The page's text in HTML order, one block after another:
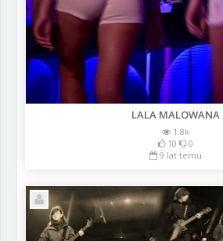
LALA MALOWANA
1.8k
10
0
9 lat temu